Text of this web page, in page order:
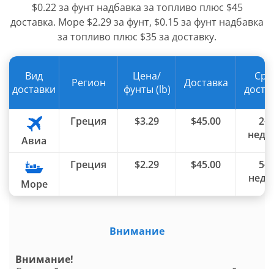
$0.22 за фунт надбавка за топливо плюс $45
доставка. Море $2.29 за фунт, $0.15 за фунт надбавка
за топливо плюс $35 за доставку.
Вид
доставки
Регион
Цена/
фунты (lb)
Доставка
Авиа
Греция $3.29 $45.00
2-4
Море
Греция $2.29 $45.00
5-8
Внимание
Внимание!